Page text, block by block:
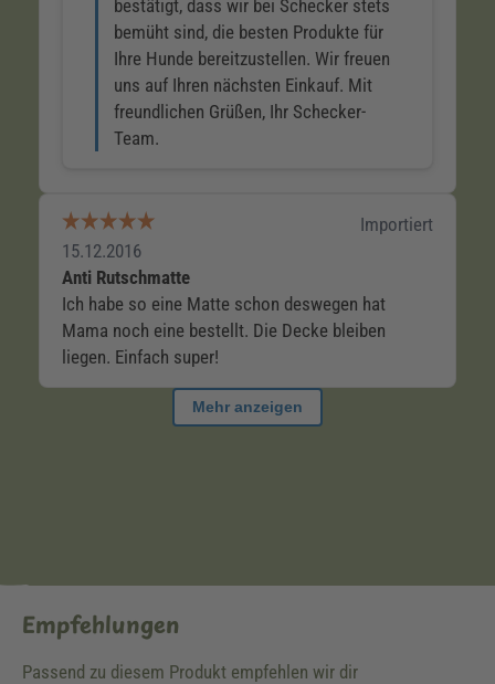
Empfehlungen
Passend zu diesem Produkt empfehlen wir dir